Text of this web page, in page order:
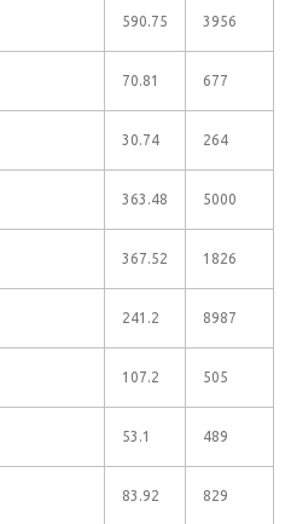
590.75 3956
70.81 677
30.74 264
363.48 5000
367.52 1826
241.2 8987
107.2 505
53.1 489
83.92 829